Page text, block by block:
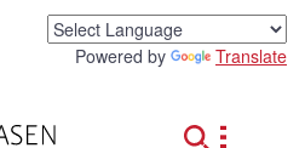
Powered by Translate